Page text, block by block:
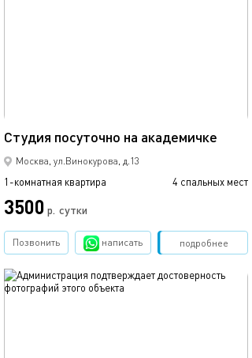
Студия посуточно на академичке
Москва, ул.Винокурова, д.13
1-комнатная квартира 4 спальных мест
3500 р. сутки
подробнее
Позвонить написать Забронировать
обновлено сегодня